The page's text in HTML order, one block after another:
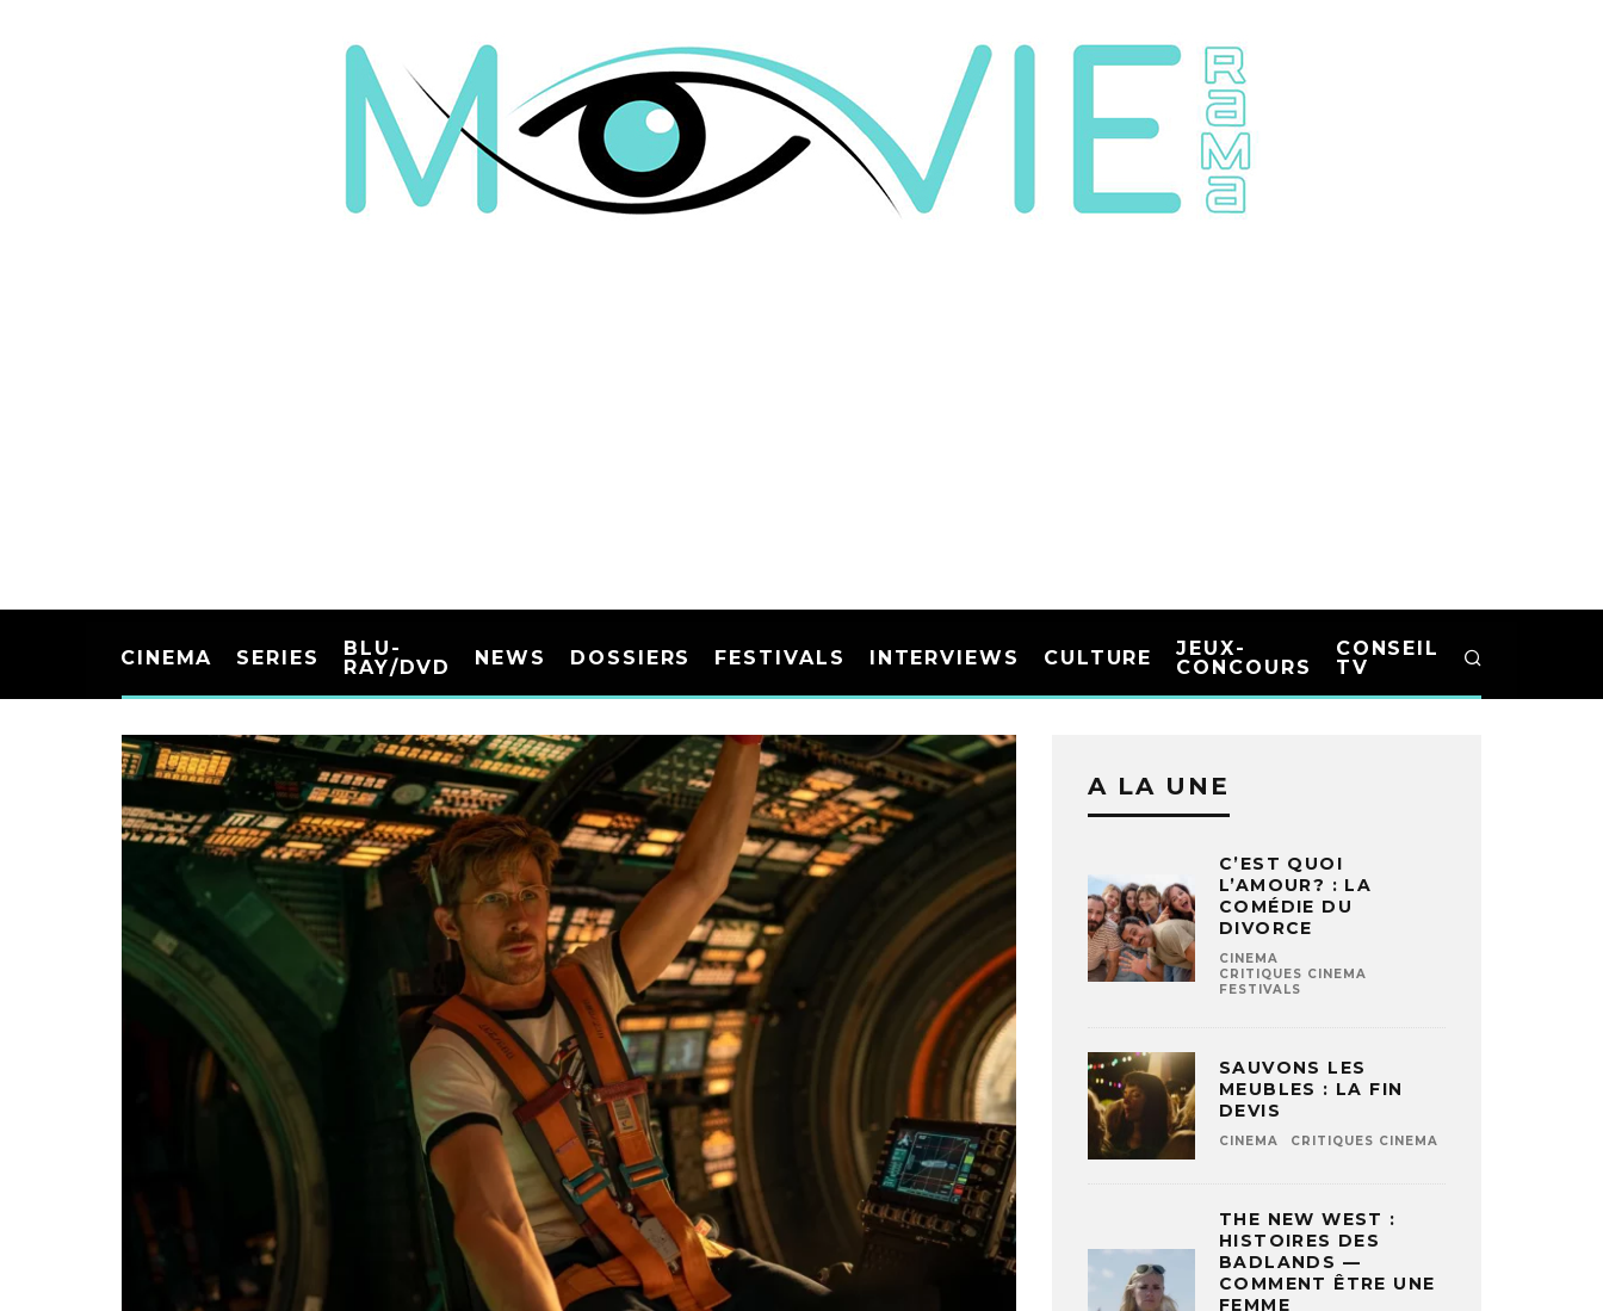
CINEMA SERIES
BLU-
RAY/DVD
NEWS DOSSIERS FESTIVALS INTERVIEWS CULTURE
JEUX-
CONCOURS
CONSEIL
TV
A LA UNE
C’EST QUOI
L’AMOUR? : LA
COMÉDIE DU
DIVORCE
CINEMA
CRITIQUES CINEMA
FESTIVALS
SAUVONS LES
MEUBLES : LA FIN
DEVIS
CINEMA CRITIQUES CINEMA
THE NEW WEST :
HISTOIRES DES
BADLANDS —
COMMENT ÊTRE UNE
FEMME